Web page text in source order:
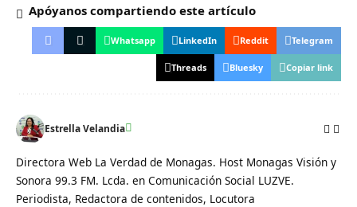
Apóyanos compartiendo este artículo
Whatsapp LinkedIn Reddit Telegram
Threads Bluesky Copiar link
Estrella Velandia
Directora Web La Verdad de Monagas. Host Monagas Visión y
Sonora 99.3 FM. Lcda. en Comunicación Social LUZVE.
Periodista, Redactora de contenidos, Locutora